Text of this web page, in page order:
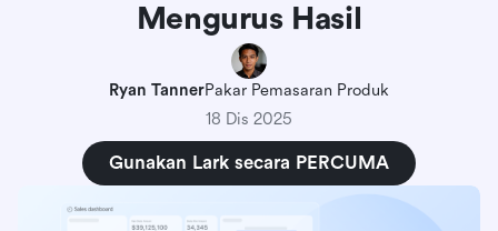
Mengurus Hasil
Ryan TannerPakar Pemasaran Produk
18 Dis 2025
Gunakan Lark secara PERCUMA
dalam jualan harian?